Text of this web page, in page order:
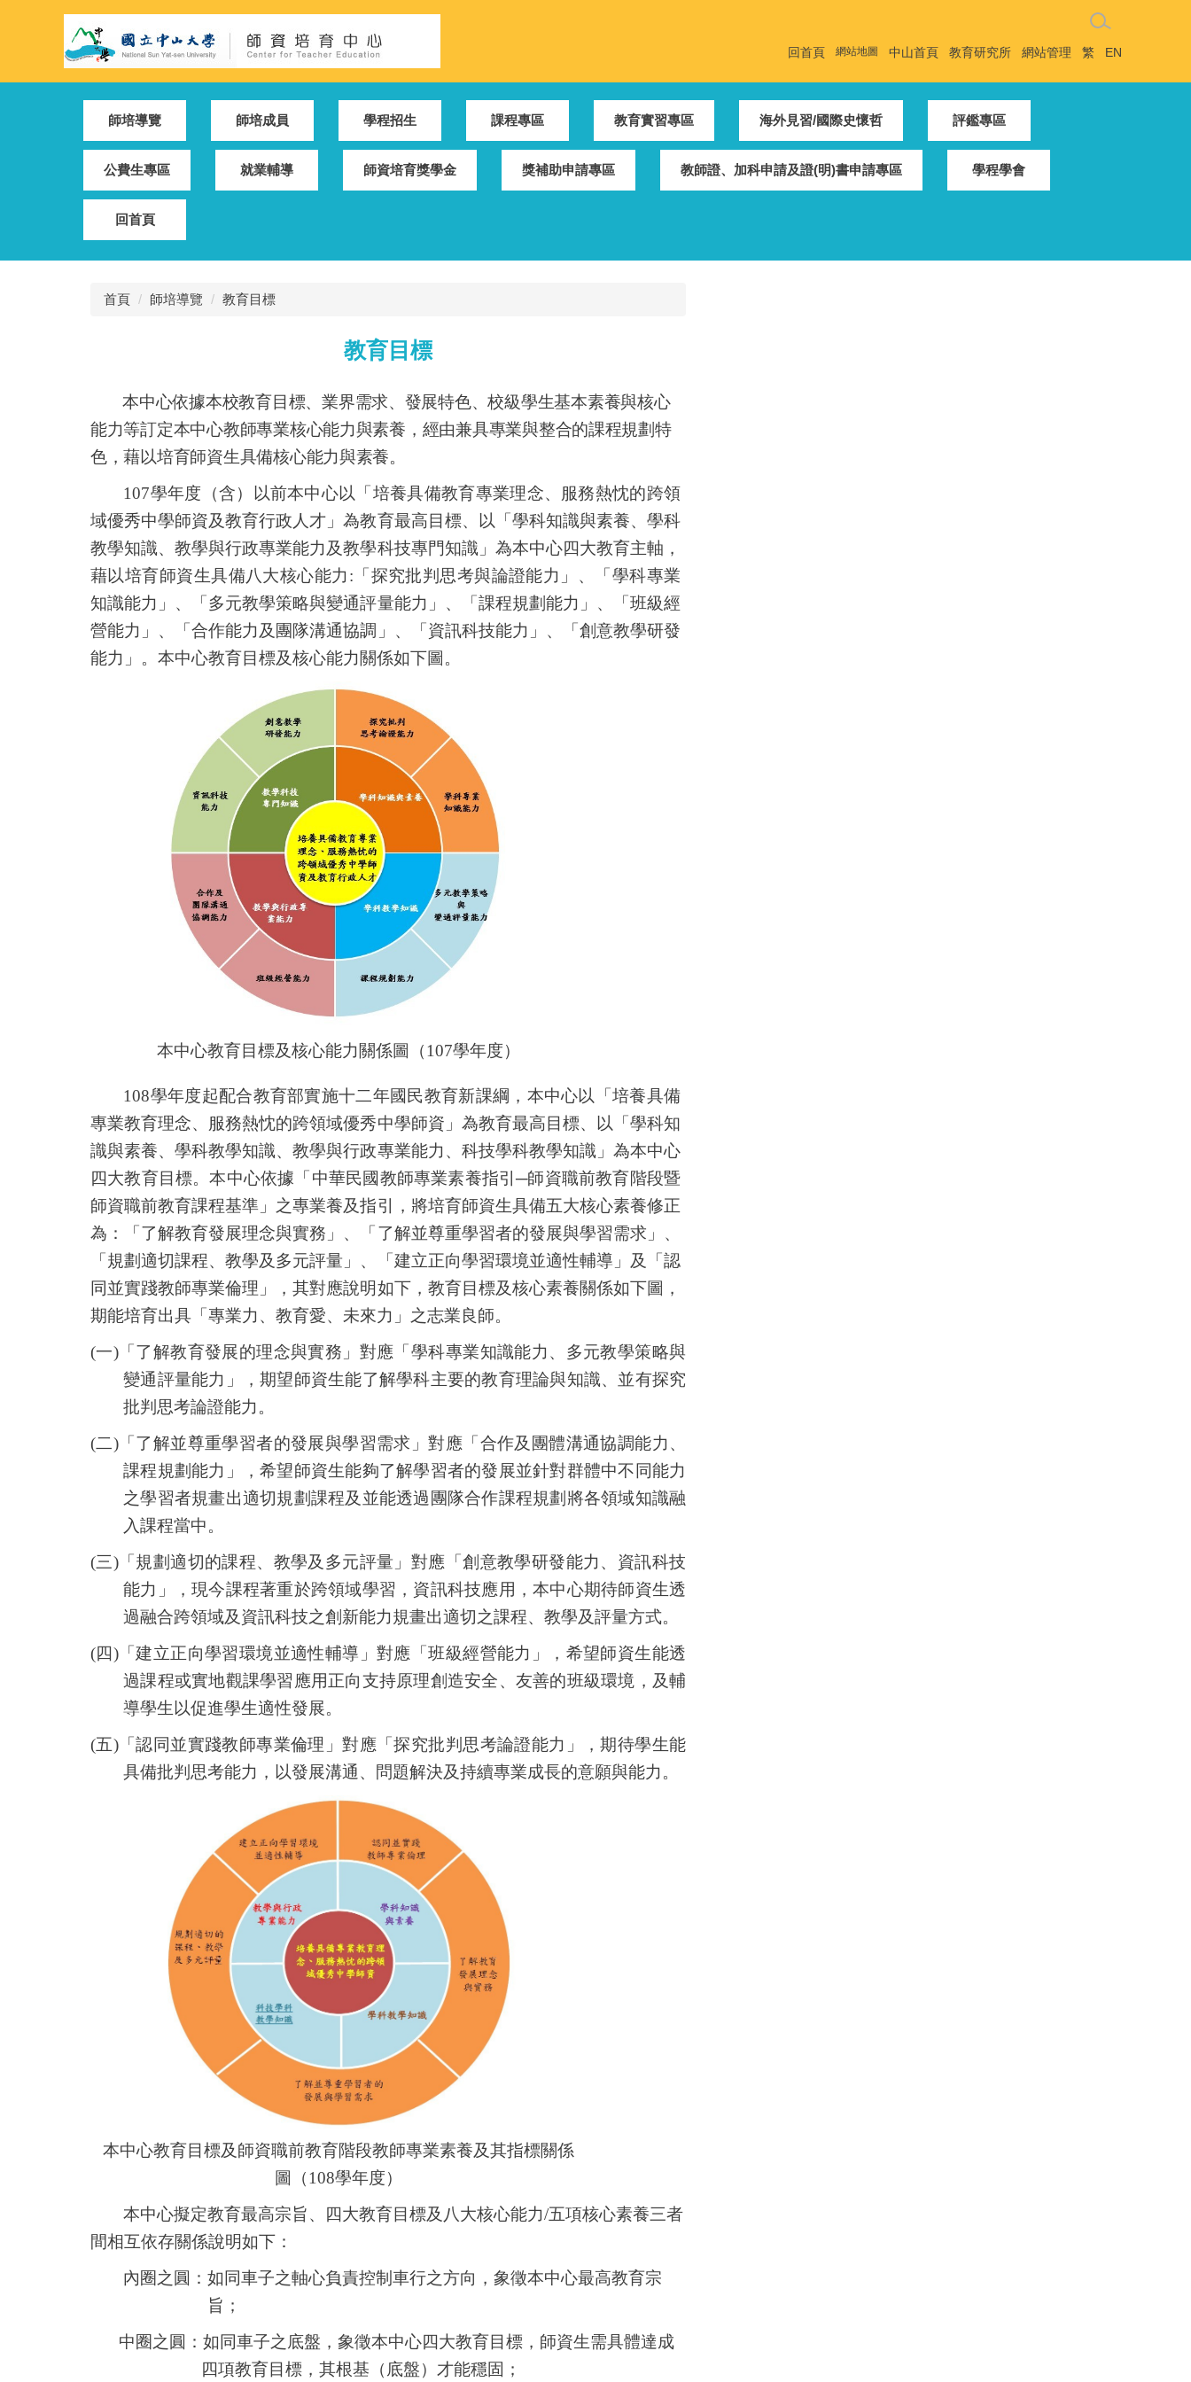
回首頁 網站地圖 中山首頁 教育研究所 網站管理 繁 EN
師培導覽 師培成員 學程招生 課程專區 教育實習專區 海外見習/國際史懷哲 評鑑專區
公費生專區 就業輔導 師資培育獎學金 獎補助申請專區 教師證、加科申請及證(明)書申請專區 學程學會
回首頁
首頁 師培導覽 教育目標
教育目標
本中心依據本校教育目標、業界需求、發展特色、校級學生基本素養與核心
能力等訂定本中心教師專業核心能力與素養，經由兼具專業與整合的課程規劃特
色，藉以培育師資生具備核心能力與素養。
107學年度（含）以前本中心以「培養具備教育專業理念、服務熱忱的跨領
域優秀中學師資及教育行政人才」為教育最高目標、以「學科知識與素養、學科
教學知識、教學與行政專業能力及教學科技專門知識」為本中心四大教育主軸，
藉以培育師資生具備八大核心能力 : 「探究批判思考與論證能力」、「學科專業
知識能力」、「多元教學策略與變通評量能力」、「課程規劃能力」、「班級經
營能力」、「合作能力及團隊溝通協調」、「資訊科技能力」、「創意教學研發
能力」。本中心教育目標及核心能力關係如下圖 。
本中心教育目標及核心能力關係圖（107學年度）
108學年度起配合教育部實施十二年國民教育新課綱，本中心以「培養具備
專業教育理念、服務熱忱的跨領域優秀中學師資」為教育最高目標、以「學科知
識與素養、學科教學知識、教學與行政專業能力、科技學科教學知識」為本中心
四大教育目標。本中心依據「中華民國教師專業素養指引─師資職前教育階段暨
師資職前教育課程基準」之專業養及指引，將培育師資生具備五大核心素養修正
為：「了解教育發展理念與實務」、「了解並尊重學習者的發展與學習需求」、
「規劃適切課程、教學及多元評量」、「建立正向學習環境並適性輔導」及「認
同並實踐教師專業倫理」，其對應說明如下，教育目標及核心素養關係如下圖 ，
期能培育出具「專業力、教育愛、未來力」之志業良師。
(一)「了解教育發展的理念與實務」對應「學科專業知識能力、多元教學策略與
變通評量能力」，期望師資生能了解學科主要的教育理論與知識、並有探究
批判思考論證能力。
(二)「了解並尊重學習者的發展與學習需求」對應「合作及團體溝通協調能力、
課程規劃能力」，希望師資生能夠了解學習者的發展並針對群體中不同能力
之學習者規畫出適切規劃課程及並能透過團隊合作課程規劃將各領域知識融
入課程當中。
(三)「規劃適切的課程、教學及多元評量」對應「創意教學研發能力、資訊科技
能力」，現今課程著重於跨領域學習，資訊科技應用，本中心期待師資生透
過融合跨領域及資訊科技之創新能力規畫出適切之課程、教學及評量方式。
(四)「建立正向學習環境並適性輔導」對應「班級經營能力」，希望師資生能透
過課程或實地觀課學習應用正向支持原理創造安全、友善的班級環境，及輔
導學生以促進學生適性發展。
(五)「認同並實踐教師專業倫理」對應「探究批判思考論證能力」，期待學生能
具備批判思考能力，以發展溝通、問題解決及持續專業成長的意願與能力。
本中心教育目標及師資職前教育階段教師專業素養及其指標關係
圖
（108學年度）
本中心擬定教育最高宗旨、四大教育目標及八大核心能力/五項核心素養三者
間相互依存關係說明如下：
內圈之圓：如同車子之軸心負責控制車行之方向，象徵本中心最高教育宗
旨；
中圈之圓：如同車子之底盤，象徵本中心四大教育目標，師資生需具體達成
四項教育目標，其根基（底盤）才能穩固；